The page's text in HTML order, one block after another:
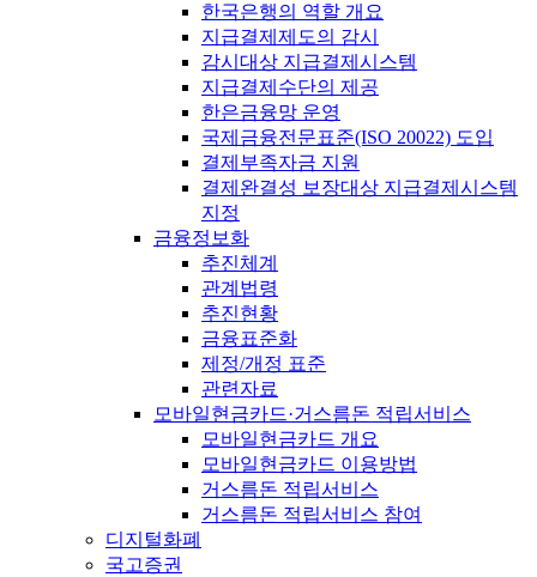
한국은행의 역할 개요
지급결제제도의 감시
감시대상 지급결제시스템
지급결제수단의 제공
한은금융망 운영
국제금융전문표준(ISO 20022) 도입
결제부족자금 지원
결제완결성 보장대상 지급결제시스템
지정
금융정보화
추진체계
관계법령
추진현황
금융표준화
제정/개정 표준
관련자료
모바일현금카드·거스름돈 적립서비스
모바일현금카드 개요
모바일현금카드 이용방법
거스름돈 적립서비스
거스름돈 적립서비스 참여
디지털화폐
국고증권